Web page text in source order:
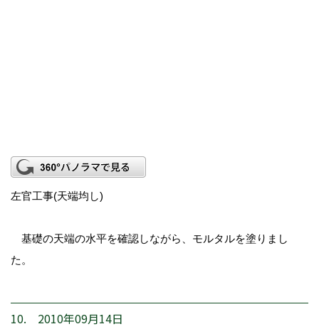
左官工事(天端均し)
基礎の天端の水平を確認しながら、モルタルを塗りまし
た。
10. 2010年09月14日